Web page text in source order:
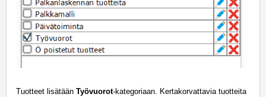
Tuotteet lisätään Työvuorot-kategoriaan. Kertakorvattavia tuotteita